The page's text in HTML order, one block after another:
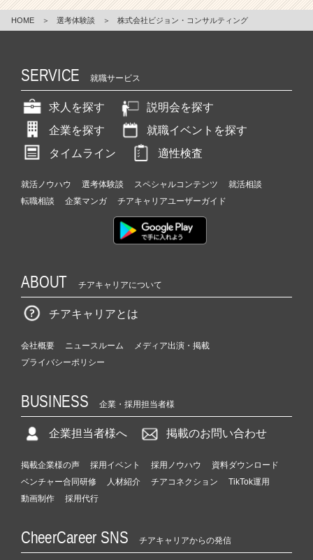
r
HOME ＞ 選考体験談 ＞ 株式会社ビジョン・コンサルティング
SERVICE 就職サービス
求人を探す
説明会を探す
企業を探す
就職イベントを探す
タイムライン
適性検査
就活ノウハウ 選考体験談 スペシャルコンテンツ
就活相談
転職相談
企業マンガ チアキャリアユーザーガイド
ABOUT チアキャリアについて
チアキャリアとは
会社概要 ニュースルーム
メディア出演・掲載
プライバシーポリシー
BUSINESS 企業・採用担当者様
企業担当者様へ 掲載のお問い合わせ
掲載企業様の声 採用イベント 採用ノウハウ
資料ダウンロード
ベンチャー合同研修
人材紹介 チアコネクション
TikTok運用
動画制作
採用代行
CheerCareer SNS チアキャリアからの発信